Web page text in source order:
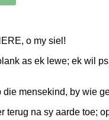
o my siel!
as ek lewe; ek wil
die mensekind, by wie
terug na sy aarde toe;